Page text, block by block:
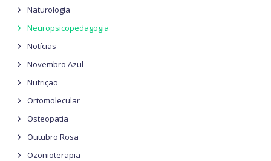
Naturologia
Neuropsicopedagogia
Notícias
Novembro Azul
Nutrição
Ortomolecular
Osteopatia
Outubro Rosa
Ozonioterapia